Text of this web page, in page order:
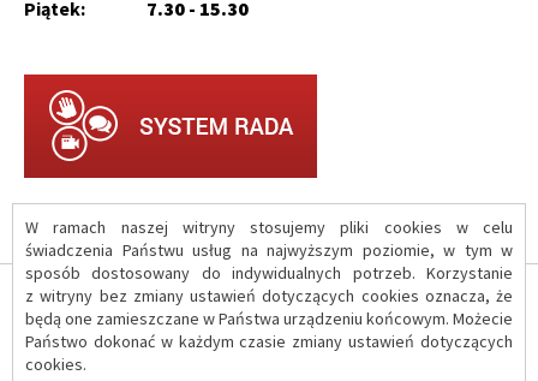
W ramach naszej witryny stosujemy pliki cookies w celu
świadczenia Państwu usług na najwyższym poziomie, w tym w
sposób dostosowany do indywidualnych potrzeb. Korzystanie
z witryny bez zmiany ustawień dotyczących cookies oznacza, że
będą one zamieszczane w Państwa urządzeniu końcowym. Możecie
Państwo dokonać w każdym czasie zmiany ustawień dotyczących
cookies.
Piątek: 7.30 - 15.30
O serwisie
Polityka prywatności